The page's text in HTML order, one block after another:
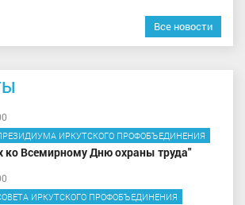
Все новости
ИРКУТСКОГО ПРОФОБЪЕДИНЕНИЯ
ко Всемирному Дню охраны труда"
ИРКУТСКОГО ПРОФОБЪЕДИНЕНИЯ